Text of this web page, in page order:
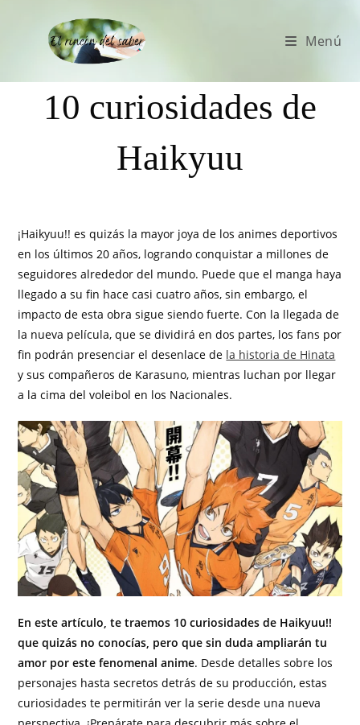
Menú
10 curiosidades de
Haikyuu
¡Haikyuu!! es quizás la mayor joya de los animes deportivos
en los últimos 20 años, logrando conquistar a millones de
seguidores alrededor del mundo. Puede que el manga haya
llegado a su fin hace casi cuatro años, sin embargo, el
impacto de esta obra sigue siendo fuerte. Con la llegada de
la nueva película, que se dividirá en dos partes, los fans por
fin podrán presenciar el desenlace de la historia de Hinata
y sus compañeros de Karasuno, mientras luchan por llegar
a la cima del voleibol en los Nacionales.
En este artículo, te traemos 10 curiosidades de Haikyuu!!
que quizás no conocías, pero que sin duda ampliarán tu
amor por este fenomenal anime. Desde detalles sobre los
personajes hasta secretos detrás de su producción, estas
curiosidades te permitirán ver la serie desde una nueva